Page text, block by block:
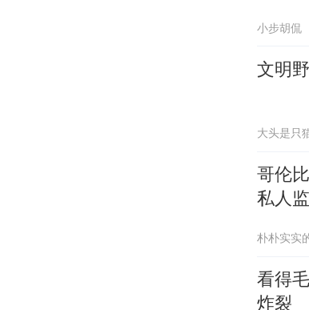
小步胡侃
文明
大头是只
哥伦
私人
朴朴实实
看得
炸裂